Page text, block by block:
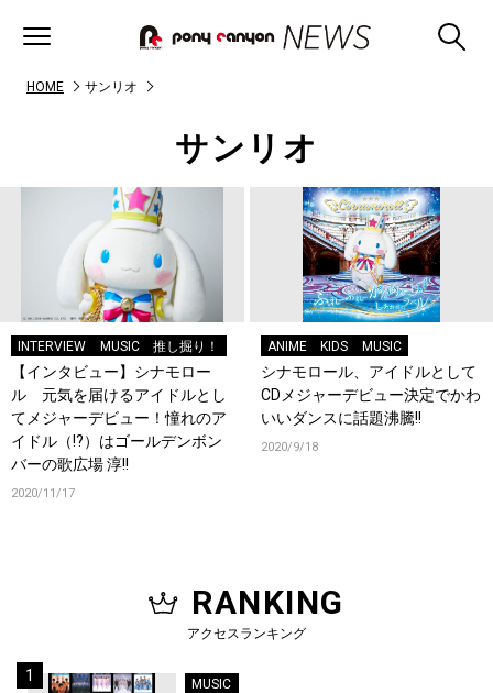
HOME サンリオ
サンリオ
INTERVIEW MUSIC 推し掘り！
【インタビュー】シナモロー
ル 元気を届けるアイドルとし
てメジャーデビュー！憧れのア
イドル（!?）はゴールデンボン
バーの歌広場 淳!!
2020/11/17
ANIME KIDS MUSIC
シナモロール、アイドルとして
CDメジャーデビュー決定でかわ
いいダンスに話題沸騰!!
2020/9/18
RANKING
アクセスランキング
MUSIC